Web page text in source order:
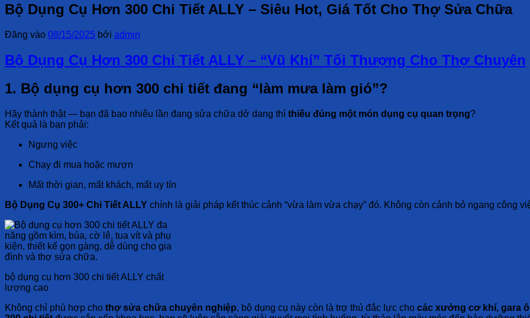
Bộ Dụng Cụ Hơn 300 Chi Tiết ALLY – Siêu Hot, Giá Tốt Cho Thợ Sửa Chữa
Đăng vào 08/15/2025 bởi admin
Bộ Dụng Cụ Hơn 300 Chi Tiết ALLY – “Vũ Khí” Tối Thượng Cho Thợ Chuyên
1. Bộ dụng cụ hơn 300 chi tiết đang “làm mưa làm gió”?
Hãy thành thật — bạn đã bao nhiêu lần đang sửa chữa dở dang thì thiếu đúng một món dụng cụ quan trọng?
Kết quả là bạn phải:
Ngưng việc
Chạy đi mua hoặc mượn
Mất thời gian, mất khách, mất uy tín
Bộ Dụng Cụ 300+ Chi Tiết ALLY chính là giải pháp kết thúc cảnh “vừa làm vừa chạy” đó. Không còn cảnh bỏ ngang công
bộ dụng cụ hơn 300 chi tiết ALLY chất
lượng cao
Không chỉ phù hợp cho thợ sửa chữa chuyên nghiệp, bộ dụng cụ này còn là trợ thủ đắc lực cho các xưởng cơ khí, gara